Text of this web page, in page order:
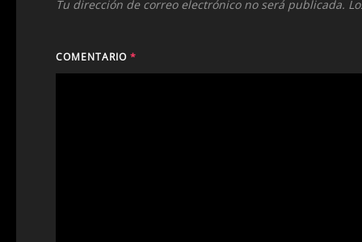
Tu dirección de correo electrónico no será publicada.
COMENTARIO *